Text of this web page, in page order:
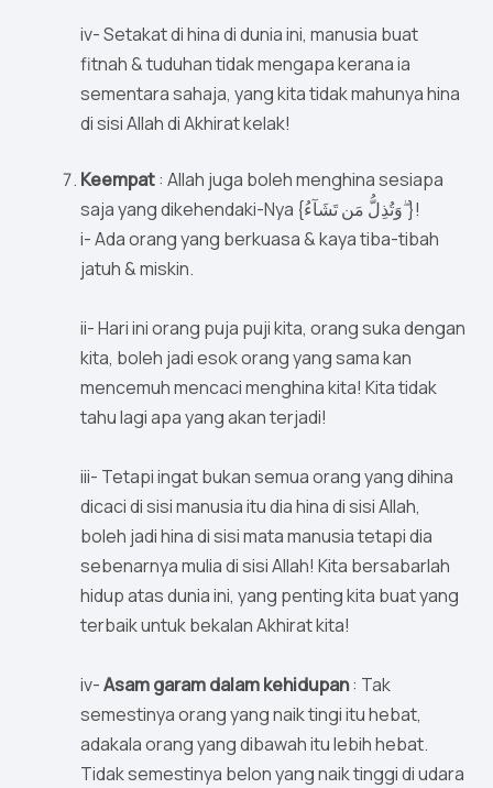
iv- Setakat di hina di dunia ini, manusia buat
fitnah & tuduhan tidak mengapa kerana ia
sementara sahaja, yang kita tidak mahunya hina
di sisi Allah di Akhirat kelak!
Keempat: Allah juga boleh menghina sesiapa
saja yang dikehendaki-Nya {وَتُذِلُّ مَن تَشَآءُ ۖ}!
i- Ada orang yang berkuasa & kaya tiba-tibah
jatuh & miskin.
ii- Hari ini orang puja puji kita, orang suka dengan
kita, boleh jadi esok orang yang sama kan
mencemuh mencaci menghina kita! Kita tidak
tahu lagi apa yang akan terjadi!
iii- Tetapi ingat bukan semua orang yang dihina
dicaci di sisi manusia itu dia hina di sisi Allah,
boleh jadi hina di sisi mata manusia tetapi dia
sebenarnya mulia di sisi Allah! Kita bersabarlah
hidup atas dunia ini, yang penting kita buat yang
terbaik untuk bekalan Akhirat kita!
iv-Asam garam dalam kehidupan: Tak
semestinya orang yang naik tingi itu hebat,
adakala orang yang dibawah itu lebih hebat.
Tidak semestinya belon yang naik tinggi di udara